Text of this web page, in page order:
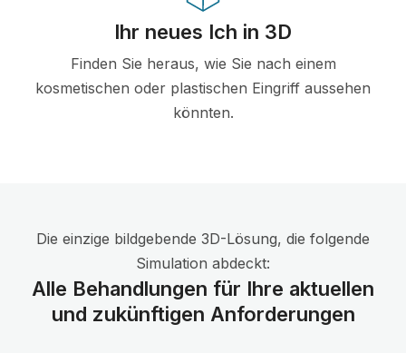
Ihr neues Ich in 3D
Finden Sie heraus, wie Sie nach einem
kosmetischen oder plastischen Eingriff aussehen
könnten.
Die einzige bildgebende 3D-Lösung, die folgende
Simulation abdeckt:
Alle Behandlungen für Ihre aktuellen
und zukünftigen Anforderungen